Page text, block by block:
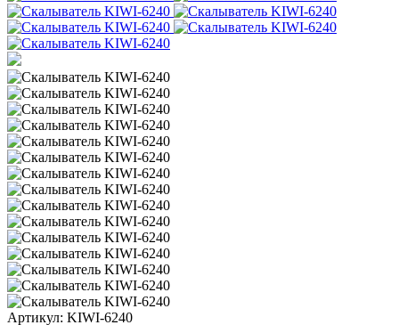
Артикул: KIWI-6240